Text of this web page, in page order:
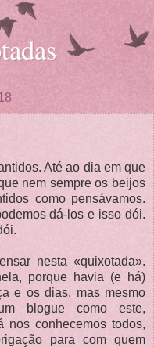
Até ao dia em que
nem sempre os beijos
como pensávamos.
dá-los e isso dói.
nesta «quixotada».
porque havia (e há)
e os dias, mas mesmo
blogue como este,
nos conhecemos todos,
para com quem